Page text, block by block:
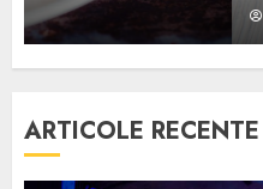
ALEXANDRU S. OCTOBER 11,
ARTICOLE RECENTE